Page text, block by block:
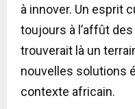
à innover. Un esprit
toujours à l’affût
trouverait là un
nouvelles solutions
contexte africain.